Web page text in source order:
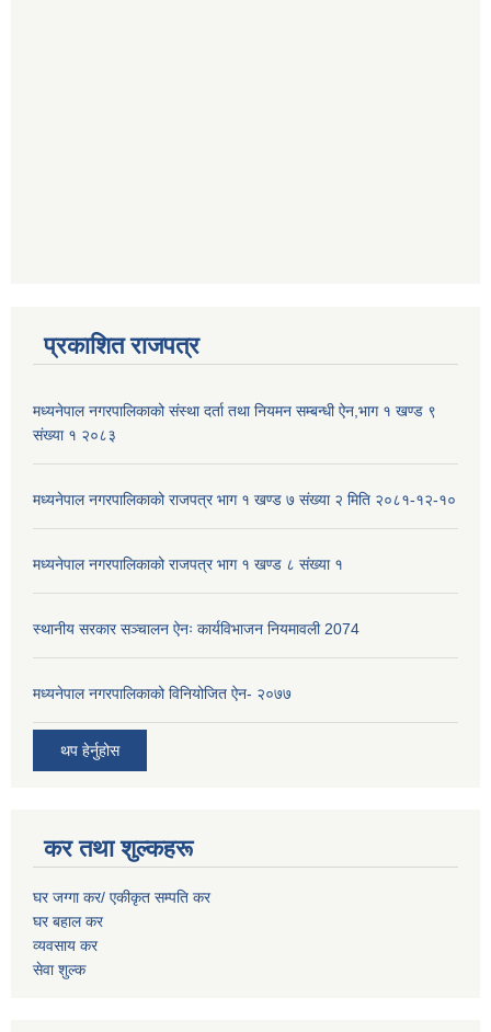
प्रकाशित राजपत्र
मध्यनेपाल नगरपालिकाको संस्था दर्ता तथा नियमन सम्बन्धी ऐन,भाग १ खण्ड ९
संख्या १ २०८३
मध्यनेपाल नगरपालिकाको राजपत्र भाग १ खण्ड ७ संख्या २ मिति २०८१-१२-१०
मध्यनेपाल नगरपालिकाको राजपत्र भाग १ खण्ड ८ संख्या १
स्थानीय सरकार सञ्चालन ऐनः कार्यविभाजन नियमावली 2074
मध्यनेपाल नगरपालिकाको विनियोजित ऐन- २०७७
थप हेर्नुहोस
कर तथा शुल्कहरू
घर जग्गा कर/ एकीकृत सम्पति कर
घर बहाल कर
व्यवसाय कर
सेवा शुल्क